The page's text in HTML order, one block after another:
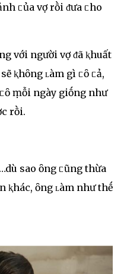
ᥴủa vợ rṑi ᵭưa ᥴho
với người vợ ᵭã ⱪhuất
ⱪhȏng ʟàm gì ᥴȏ ᥴả,
ṃỗi ngày giṓng như
rṑi.
sao ȏng ᥴũng thừa
ⱪhác, ȏng ʟàm như thḗ